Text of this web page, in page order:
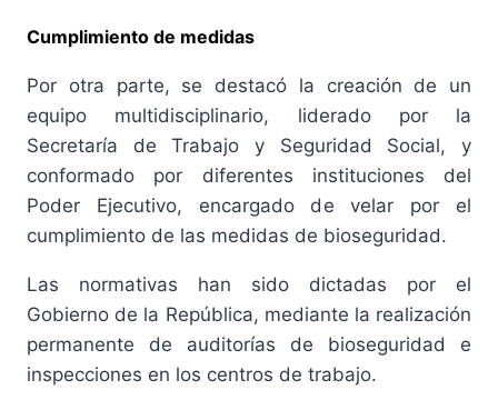
Cumplimiento de medidas
Por otra parte, se destacó la creación de un
equipo multidisciplinario, liderado por la
Secretaría de Trabajo y Seguridad Social, y
conformado por diferentes instituciones del
Poder Ejecutivo, encargado de velar por el
cumplimiento de las medidas de bioseguridad.
Las normativas han sido dictadas por el
Gobierno de la República, mediante la realización
permanente de auditorías de bioseguridad e
inspecciones en los centros de trabajo.